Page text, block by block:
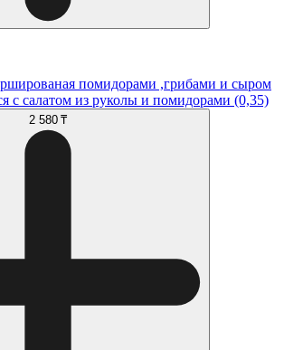
помидорами ,грибами и сыром
с салатом из руколы и помидорами (0,35)
2 580 ₸